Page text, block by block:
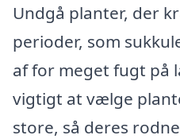
Undgå planter, der
perioder, som
af for meget fugt på
vigtigt at vælge
store, så deres